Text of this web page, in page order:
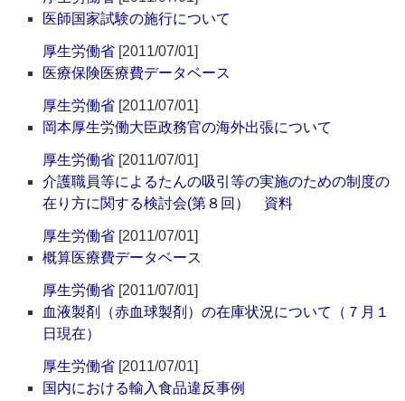
医師国家試験の施行について
厚生労働省 [2011/07/01]
医療保険医療費データベース
厚生労働省 [2011/07/01]
岡本厚生労働大臣政務官の海外出張について
厚生労働省 [2011/07/01]
介護職員等によるたんの吸引等の実施のための制度の
在り方に関する検討会(第８回） 資料
厚生労働省 [2011/07/01]
概算医療費データベース
厚生労働省 [2011/07/01]
血液製剤（赤血球製剤）の在庫状況について（７月１
日現在）
厚生労働省 [2011/07/01]
国内における輸入食品違反事例